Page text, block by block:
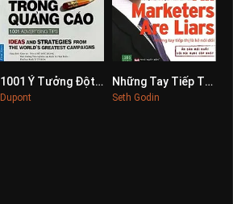
01001 Ý Tưởng Đột Phá Trong Quảng Cáo
Dupont
0
Những Tay Tiếp Thị Là Kẻ Nói Dối
Seth Godin